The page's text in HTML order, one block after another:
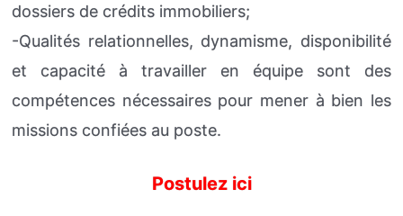
dossiers de crédits immobiliers;
-Qualités relationnelles, dynamisme, disponibilité
et capacité à travailler en équipe sont des
compétences nécessaires pour mener à bien les
missions confiées au poste.
Postulez ici